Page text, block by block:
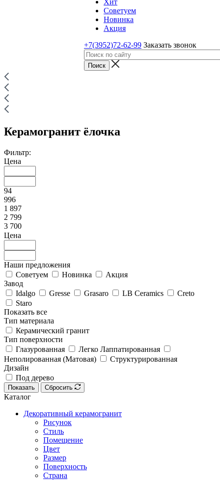
Хит
Советуем
Новинка
Акция
+7(3952)72-62-99 Заказать звонок
Керамогранит ёлочка
Фильтр:
Цена
94
996
1 897
2 799
3 700
Цена
Наши предложения
Советуем
Новинка
Акция
Завод
Idalgo
Gresse Grasaro LB Ceramics
Creto
Staro
Показать все
Тип материала
Керамический гранит
Тип поверхности
Глазурованная
Легко Лаппатированная
Неполированная (Матовая)
Структурированная
Дизайн
Под дерево
Показать Сбросить
Каталог
Декоративный керамогранит
Рисунок
Стиль
Помещение
Цвет
Размер
Поверхность
Страна